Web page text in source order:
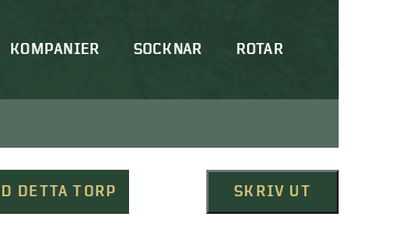
KOMPANIER SOCKNAR ROTAR
DETTA TORP SKRIV UT